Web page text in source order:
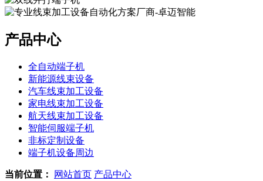
产品中心
全自动端子机
新能源线束设备
汽车线束加工设备
家电线束加工设备
航天线束加工设备
智能伺服端子机
非标定制设备
端子机设备周边
当前位置： 网站首页 产品中心